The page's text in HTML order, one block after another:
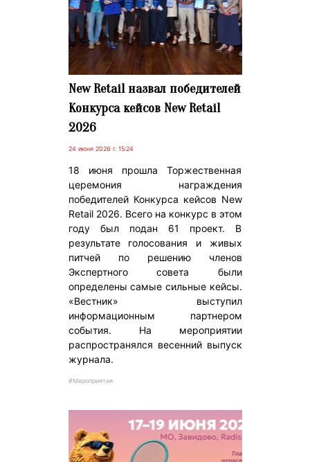
New Retail назвал победителей
Конкурса кейсов New Retail
2026
24 июня 2026 г. 15:24
18 июня прошла Торжественная
церемония награждения
победителей Конкурса кейсов New
Retail 2026. Всего на конкурс в этом
году был подан 61 проект. В
результате голосования и живых
питчей по решению членов
Экспертного совета были
определены самые сильные кейсы.
«Вестник» выступил
информационным партнером
события. На мероприятии
распространялся весенний выпуск
журнала.
#Мероприятия